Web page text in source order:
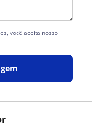
você aceita nosso